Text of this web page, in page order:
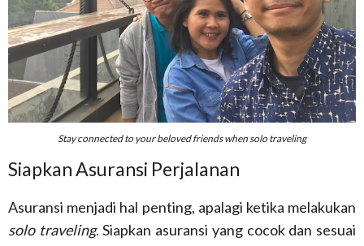
Stay connected to your beloved friends when solo traveling
Siapkan Asuransi Perjalanan
Asuransi menjadi hal penting, apalagi ketika melakukan
solo traveling. Siapkan asuransi yang cocok dan sesuai